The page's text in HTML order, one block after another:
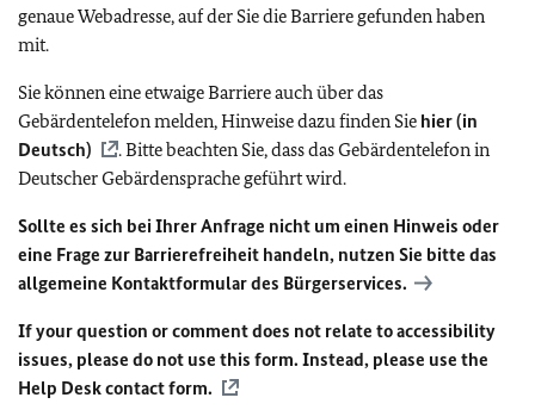
genaue Webadresse, auf der Sie die Barriere gefunden haben
mit.
Sie können eine etwaige Barriere auch über das
Gebärdentelefon melden, Hinweise dazu finden Sie hier (in
Deutsch)
. Bitte beachten Sie, dass das Gebärdentelefon in
Deutscher Gebärdensprache geführt wird.
Sollte es sich bei Ihrer Anfrage nicht um einen Hinweis oder
eine Frage zur Barrierefreiheit handeln, nutzen Sie bitte das
allgemeine Kontaktformular des Bürgerservices.
If your question or comment does not relate to accessibility
issues, please do not use this form. Instead, please use the
Help Desk contact form.